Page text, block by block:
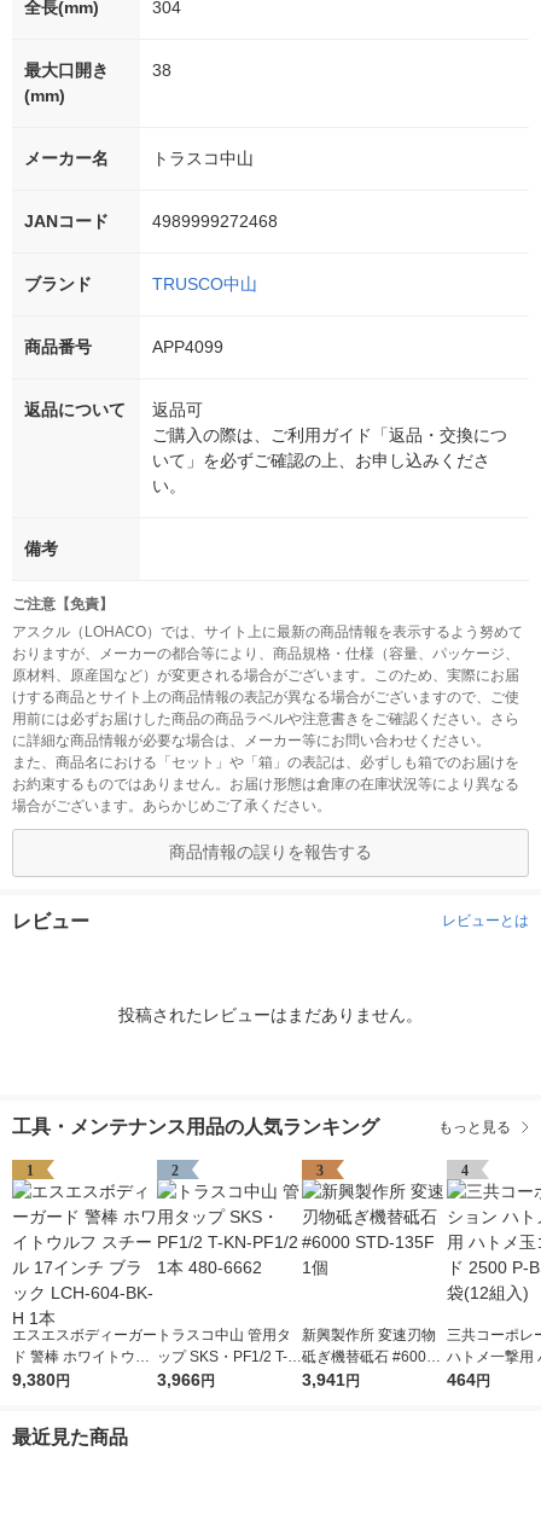
全長(mm) 304
最大口開き
(mm)
38
メーカー名 トラスコ中山
JANコード 4989999272468
ブランド TRUSCO中山
商品番号 APP4099
返品について
返品可
ご購入の際は、ご利用ガイド「返品・交換につ
いて」を必ずご確認の上、お申し込みくださ
い。
備考
ご注意【免責】
アスクル（LOHACO）では、サイト上に最新の商品情報を表示するよう努めて
おりますが、メーカーの都合等により、商品規格・仕様（容量、パッケージ、
原材料、原産国など）が変更される場合がございます。このため、実際にお届
けする商品とサイト上の商品情報の表記が異なる場合がございますので、ご使
用前には必ずお届けした商品の商品ラベルや注意書きをご確認ください。さら
に詳細な商品情報が必要な場合は、メーカー等にお問い合わせください。
また、商品名における「セット」や「箱」の表記は、必ずしも箱でのお届けを
お約束するものではありません。お届け形態は倉庫の在庫状況等により異なる
場合がございます。あらかじめご了承ください。
商品情報の誤りを報告する
レビュー レビューとは
投稿されたレビューはまだありません。
工具・メンテナンス用品の人気ランキング もっと見る
1
エスエスボディーガー
ド 警棒 ホワイトウル
フ スチール 17インチ
9,380円
2
トラスコ中山 管用タ
ップ SKS・PF1/2 T-K
N-PF1/2 1本 480-666
3,966円
3
新興製作所 変速刃物
砥ぎ機替砥石 #6000
STD-135F 1個
3,941円
4
三共コーポレ
ハトメ一撃用
玉ゴールド
464円
最近見た商品